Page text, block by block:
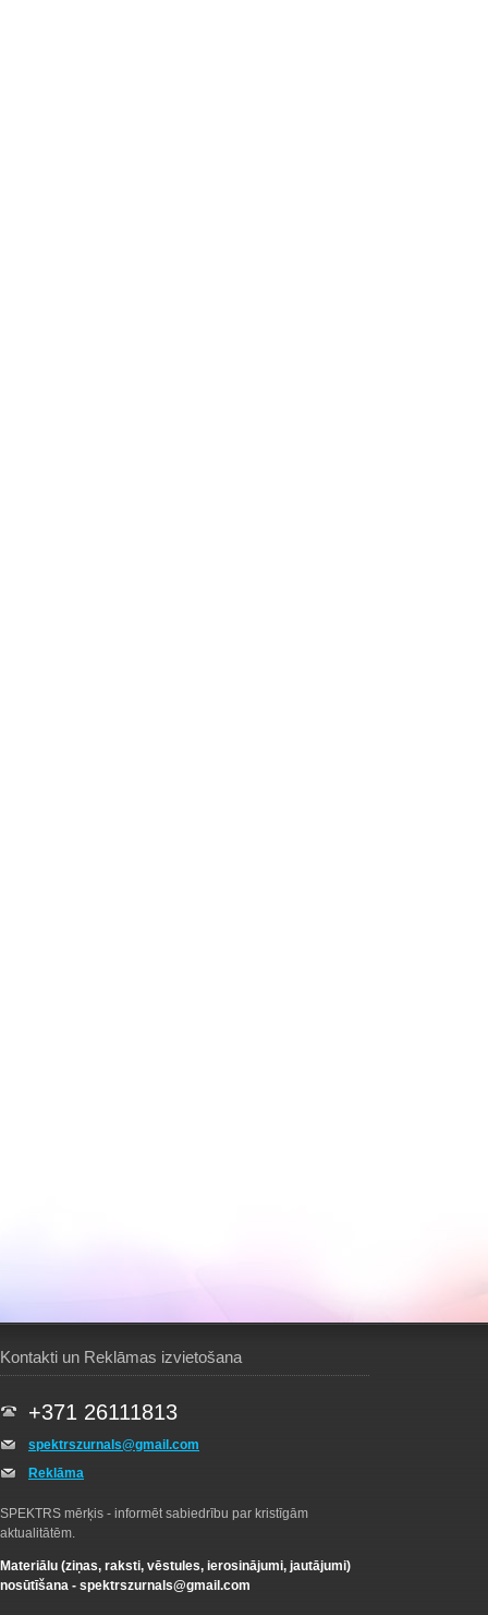
Kontakti un Reklāmas izvietošana
+371 26111813
spektrszurnals@gmail.com
Reklāma
SPEKTRS mērķis - informēt sabiedrību par kristīgām
aktualitātēm.
Materiālu (ziņas, raksti, vēstules, ierosinājumi, jautājumi)
nosūtīšana - spektrszurnals@gmail.com